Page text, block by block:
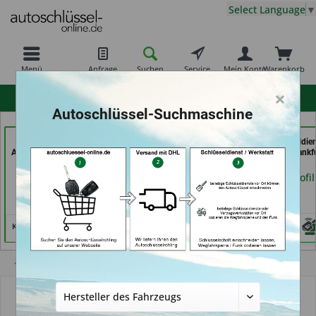
Menü Anfrage Suchen Service Warenkorb
Mein Konto
Select Language ▼
Autoschlüssel (in Berlin)
Händlerprofil
Keine Services hinterlegt
Schuh und Schlüssel
Profi Dschurny (in
Rosdorf)
069er
Frankfurt (in
Händlerprofil
×
Autoschlüssel-Suchmaschine